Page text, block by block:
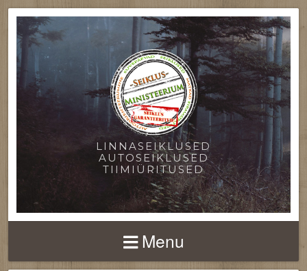
LINNASEIKLUSED
AUTOSEIKLUSED
TIIMIÜRITUSED
Menu